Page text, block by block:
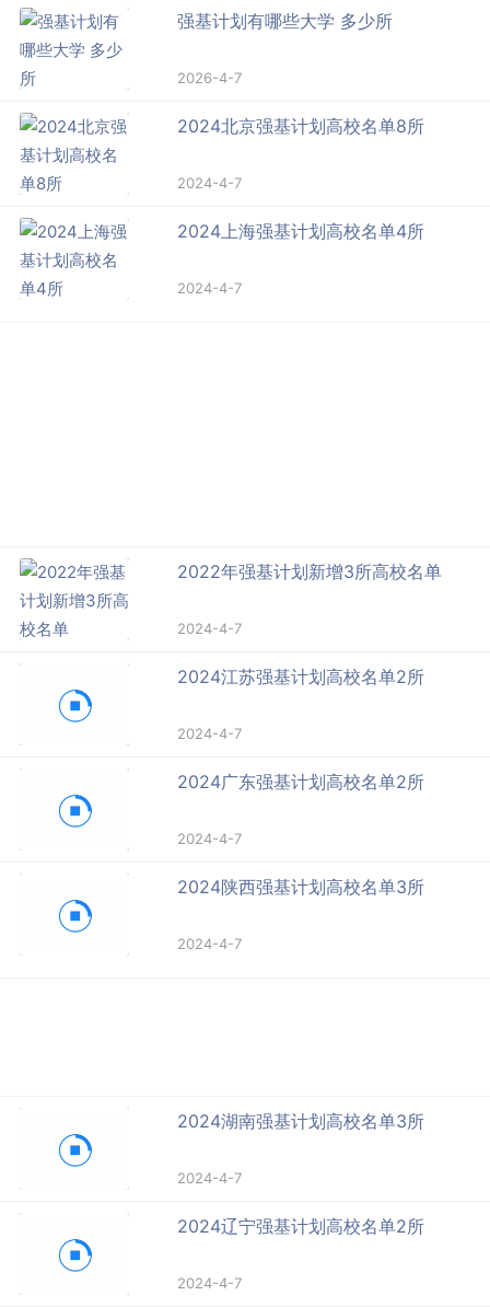
强基计划有哪些大学 多少所
2026-4-7
2024北京强基计划高校名单8所
2024-4-7
2024上海强基计划高校名单4所
2024-4-7
2022年强基计划新增3所高校名单
2024-4-7
2024江苏强基计划高校名单2所
2024-4-7
2024广东强基计划高校名单2所
2024-4-7
2024陕西强基计划高校名单3所
2024-4-7
2024湖南强基计划高校名单3所
2024-4-7
2024辽宁强基计划高校名单2所
2024-4-7